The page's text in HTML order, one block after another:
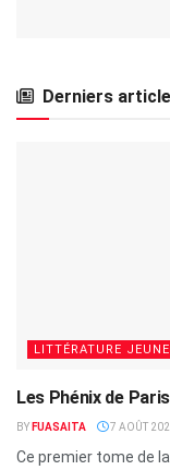
Derniers
LITTÉRATURE
Les Phénix de
BY FUASAITA 7 AOÛT
Ce premier tome de